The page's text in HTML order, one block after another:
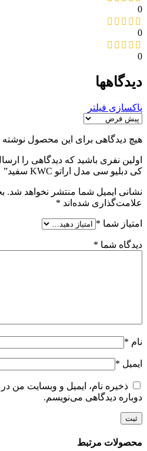
0
0
0
دیدگاهها
پاکسازی فیلتر
هیچ دیدگاهی برای این محصول
اولین نفری باشید که دیدگاهی را
کی دبلیو سی مدل اراتو KWC سفید”
نشانی ایمیل شما منتشر نخواهد شد.
علامت‌گذاری شده‌اند *
امتیاز شما *
دیدگاه شما *
نام *
ایمیل *
ذخیره نام، ایمیل و وبسایت من
دوباره دیدگاهی می‌نویسم.
محصولات مرتبط